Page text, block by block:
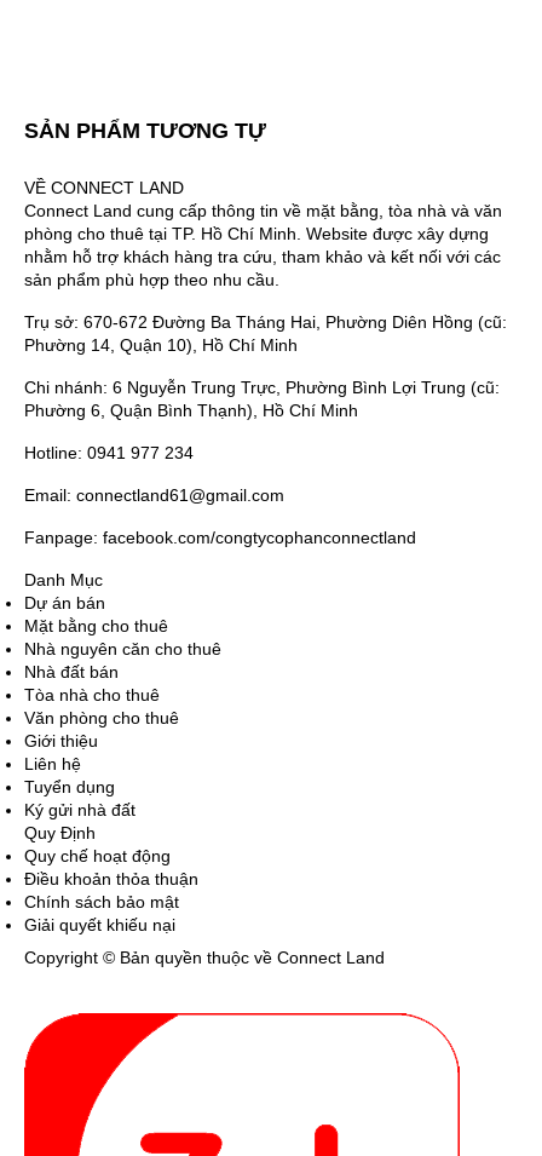
SẢN PHẨM TƯƠNG TỰ
VỀ CONNECT LAND
Connect Land cung cấp thông tin về mặt bằng, tòa nhà và văn
phòng cho thuê tại TP. Hồ Chí Minh. Website được xây dựng
nhằm hỗ trợ khách hàng tra cứu, tham khảo và kết nối với các
sản phẩm phù hợp theo nhu cầu.
Trụ sở: 670-672 Đường Ba Tháng Hai, Phường Diên Hồng (cũ:
Phường 14, Quận 10), Hồ Chí Minh
Chi nhánh: 6 Nguyễn Trung Trực, Phường Bình Lợi Trung (cũ:
Phường 6, Quận Bình Thạnh), Hồ Chí Minh
Hotline: 0941 977 234
Email: connectland61@gmail.com
Fanpage: facebook.com/congtycophanconnectland
Danh Mục
Dự án bán
Mặt bằng cho thuê
Nhà nguyên căn cho thuê
Nhà đất bán
Tòa nhà cho thuê
Văn phòng cho thuê
Giới thiệu
Liên hệ
Tuyển dụng
Ký gửi nhà đất
Quy Định
Quy chế hoạt động
Điều khoản thỏa thuận
Chính sách bảo mật
Giải quyết khiếu nại
Copyright © Bản quyền thuộc về Connect Land